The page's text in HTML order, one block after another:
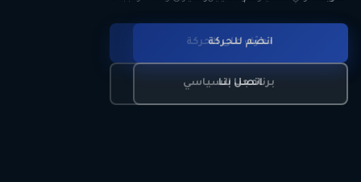
تعرّف على الحركة
برنامجنا السياسي
انضم للحركة
اتصل بنا